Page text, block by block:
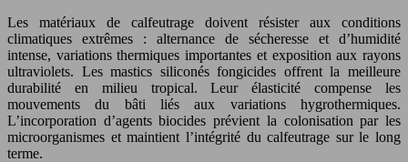
Les matériaux de calfeutrage doivent résister aux conditions
climatiques extrêmes : alternance de sécheresse et d’humidité
intense, variations thermiques importantes et exposition aux rayons
ultraviolets. Les mastics siliconés fongicides offrent la meilleure
durabilité en milieu tropical. Leur élasticité compense les
mouvements du bâti liés aux variations hygrothermiques.
L’incorporation d’agents biocides prévient la colonisation par les
microorganismes et maintient l’intégrité du calfeutrage sur le long
terme.